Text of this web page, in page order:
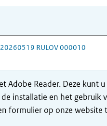
RULOV 000010
Adobe Reader. Deze kunt
installatie en het gebruik
formulier op onze